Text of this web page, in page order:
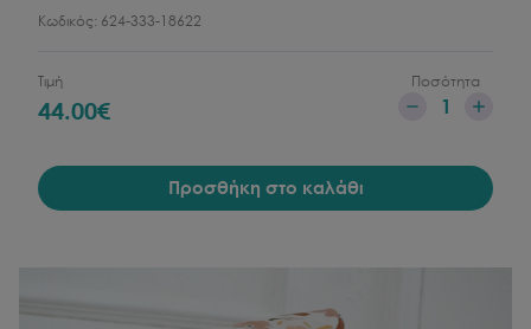
Κωδικός: 624-333-18622
Τιμή
44.00€
Ποσότητα
1
Προσθήκη στο καλάθι